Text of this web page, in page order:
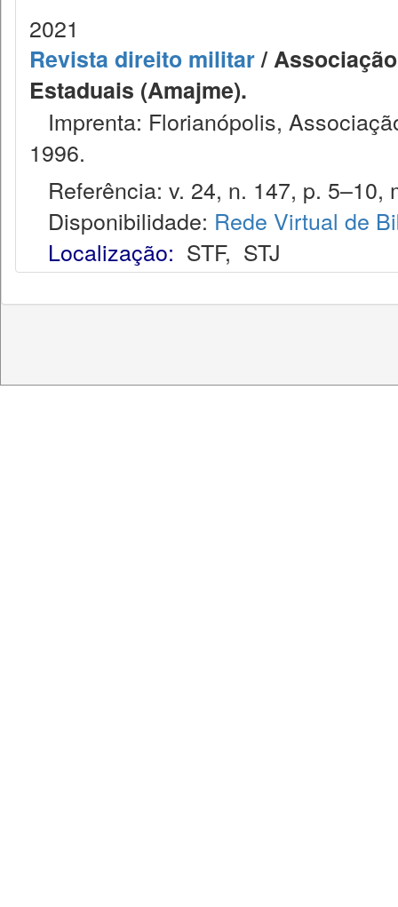
2021
Revista direito militar/
Estaduais (Amajme).
Imprenta: Florianópolis,
1996.
Referência: v. 24, n. 147, p. 5–10,
Disponibilidade: Rede Virtual de
Localização: STF, STJ